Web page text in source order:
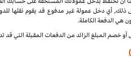
ذلك, أي دخل عمولة غير مدفوع قد يقوم نقلها
هي الدفعة الكاملة.
خصم المبلغ الزائد من الدفعات المقبلة التي قد